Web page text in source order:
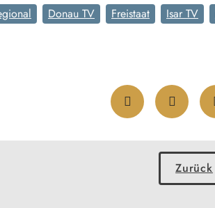
Donau TV Freistaat Isar TV
Zurück